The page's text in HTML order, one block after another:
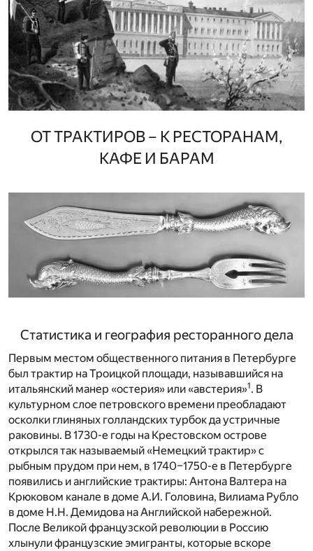
ОТ ТРАКТИРОВ – К РЕСТОРАНАМ,
КАФЕ И БАРАМ
Статистика и география ресторанного дела
Первым местом общественного питания в Петербурге
был трактир на Троицкой площади, называвшийся на
итальянский манер «остерия» или «австерия»1. В
культурном слое петровского времени преобладают
осколки глиняных голландских турбок да устричные
раковины. В 1730-е годы на Крестовском острове
открылся так называемый «Немецкий трактир» с
рыбным прудом при нем, в 1740–1750-е в Петербурге
появились и английские трактиры: Антона Валтера на
Крюковом канале в доме А.И. Головина, Вилиама Рубло
в доме H.H. Демидова на Английской набережной.
После Великой французской революции в Россию
хлынули французские эмигранты, которые вскоре